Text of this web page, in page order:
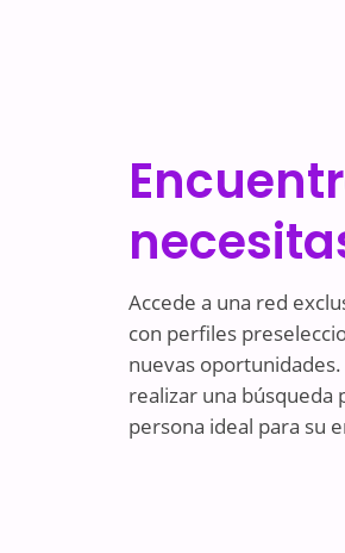
Accede a una red
con perfiles
nuevas
realizar una búsqueda
persona ideal para su